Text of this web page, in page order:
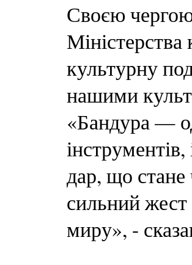
Своєю
культурну
нашими
«Бандура —
дар, що стане
сильний жест
миру», -